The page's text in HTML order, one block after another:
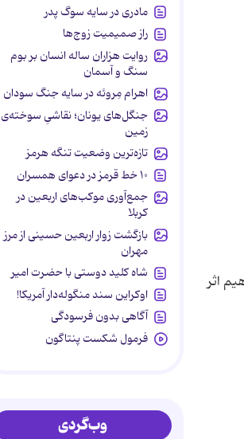
اثر
مادری در سایه سوگ پدر
راز صمیمیت زوج‌ها
روایت هزاران ساله انسان بر بوم
سنگ و آسمان
اهرام مِروئه در سایه جنگ سودان
جنگل‌های یونان؛ نقاشیِ سوخته‌ی
زمین
تازه‌ترین وضعیت تنگه هرمز
۱۰ خط قرمز در دعوای همسران
جمع‌آوری موکب‌های اربعین در
کربلا
بازگشت زوار اربعین حسینی از مرز
مهران
شاه کلید دوستی با حضرت امیر
اوکراین سند منگوله‌دار آمریکا!
آگاهی بدون فرسودگی
فرمول شکست پنتاگون
وب‌گردی